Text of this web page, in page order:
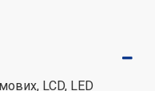
LCD, LED